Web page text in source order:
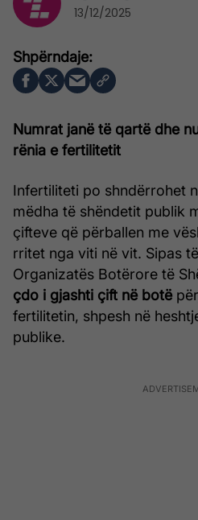
Numrat janë të qartë dhe
rënia e fertilitetit
Infertiliteti po shndërrohet
mëdha të shëndetit publik
çifteve që përballen me
rritet nga viti në vit. Sipas
Organizatës Botërore të
çdo i gjashti çift në botë
fertilitetin, shpesh në
publike.
13/12/2025